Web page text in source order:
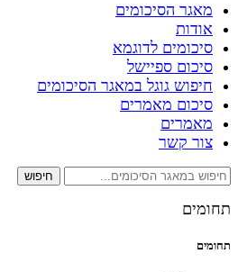
מאגר הסיכומים
אודות
סיכומים לדוגמא
סיכום ספיישל
חיפוש גוגל במאגר הסיכומים
סיכום מאמרים
מאמרים
צור קשר
חיפוש
תחומים
תחומים